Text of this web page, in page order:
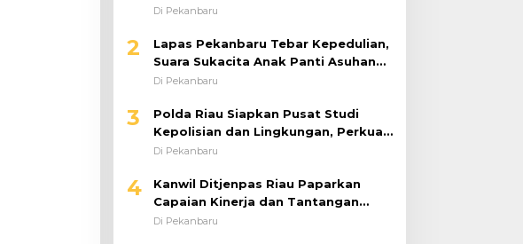
Di Pekanbaru
2
Lapas Pekanbaru Tebar Kepedulian,
Suara Sukacita Anak Panti Asuhan
Kemuliaan Iringi Bantuan Sosial
Di Pekanbaru
3
Polda Riau Siapkan Pusat Studi
Kepolisian dan Lingkungan, Perkuat
Green Policing Berbasis Riset
Di Pekanbaru
4
Kanwil Ditjenpas Riau Paparkan
Capaian Kinerja dan Tantangan
Pemasyarakatan dalam RDP
Di Pekanbaru